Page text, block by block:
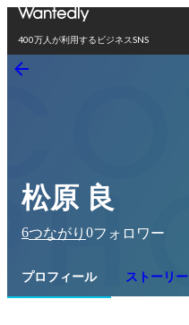
400万人が利用するビジネスSNS
松原 良
6つながり 0フォロワー
プロフィール ストーリー